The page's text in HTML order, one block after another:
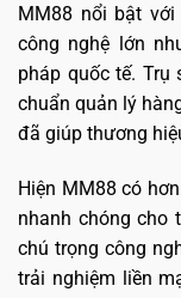
MM88 nổi bật
công nghệ lớn
pháp quốc tế.
chuẩn quản lý
đã giúp thương
Hiện MM88 có
nhanh chóng cho
chú trọng công
trải nghiệm liền